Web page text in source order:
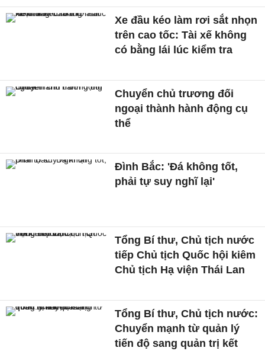
Xe đầu kéo làm rơi sắt nhọn
trên cao tốc: Tài xế không
có bằng lái lúc kiểm tra
Chuyển chủ trương đối
ngoại thành hành động cụ
thể
Đình Bắc: 'Đá không tốt,
phải tự suy nghĩ lại'
Tổng Bí thư, Chủ tịch nước
tiếp Chủ tịch Quốc hội kiêm
Chủ tịch Hạ viện Thái Lan
Tổng Bí thư, Chủ tịch nước:
Chuyển mạnh từ quản lý
tiến độ sang quản trị kết